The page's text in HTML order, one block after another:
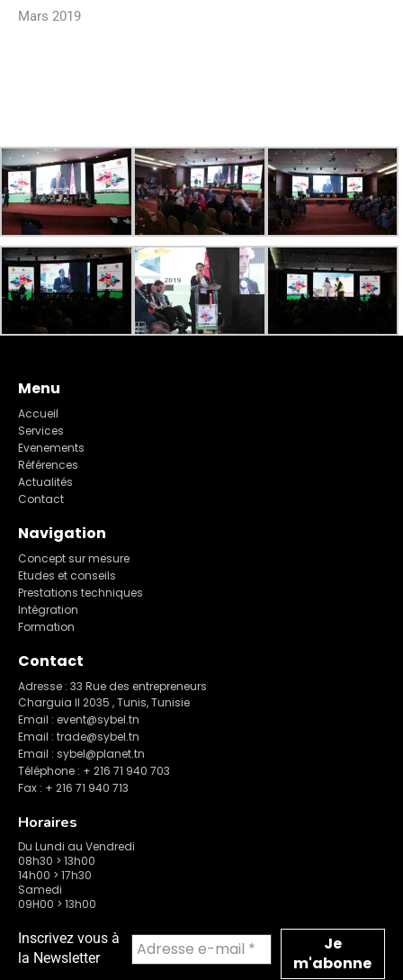
Mars 2019
Menu
Accueil
Services
Evenements
Références
Actualités
Contact
Navigation
Concept sur mesure
Etudes et conseils
Prestations techniques
Intégration
Formation
Contact
Adresse : 33 Rue des entrepreneurs
Charguia II 2035 , Tunis, Tunisie
Email : event@sybel.tn
Email : trade@sybel.tn
Email : sybel@planet.tn
Téléphone : + 216 71 940 703
Fax : + 216 71 940 713
Horaires
Du Lundi au Vendredi
08h30 > 13h00
14h00 > 17h30
Samedi
09H00 > 13h00
Inscrivez vous à
la Newsletter